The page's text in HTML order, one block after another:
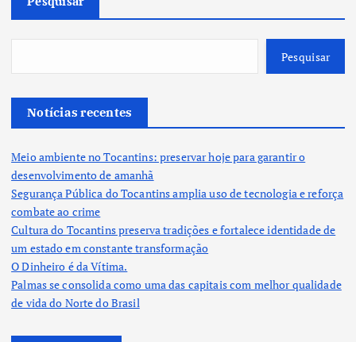
Pesquisar
Notícias recentes
Meio ambiente no Tocantins: preservar hoje para garantir o
desenvolvimento de amanhã
Segurança Pública do Tocantins amplia uso de tecnologia e reforça
combate ao crime
Cultura do Tocantins preserva tradições e fortalece identidade de
um estado em constante transformação
O Dinheiro é da Vítima.
Palmas se consolida como uma das capitais com melhor qualidade
de vida do Norte do Brasil